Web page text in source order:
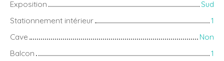
Exposition
Sud
Stationnement intérieur
1
Cave
Non
Balcon
1